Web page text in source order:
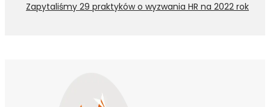
Zapytaliśmy 29 praktyków o wyzwania HR na 2022 rok